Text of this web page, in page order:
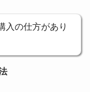
入の仕方があり